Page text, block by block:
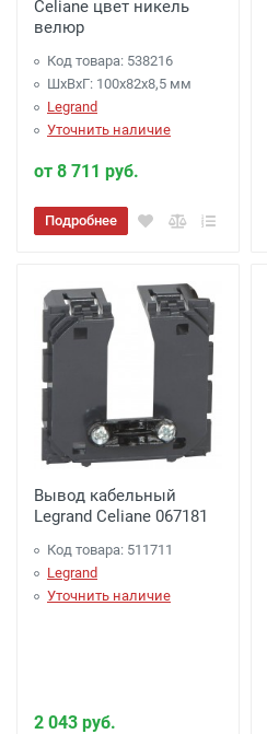
Celiane цвет никель
велюр
Код товара: 538216
ШхВхГ: 100x82x8,5 мм
Legrand
Уточнить наличие
от 8 711 руб.
Подробнее
Вывод кабельный
Legrand Celiane 067181
Код товара: 511711
Legrand
Уточнить наличие
2 043 руб.